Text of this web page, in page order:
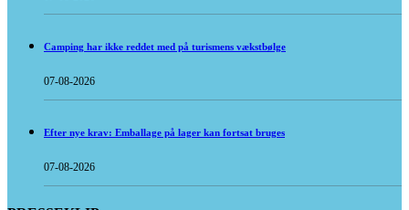
Camping har ikke reddet med på turismens vækstbølge
07-08-2026
Efter nye krav: Emballage på lager kan fortsat bruges
07-08-2026